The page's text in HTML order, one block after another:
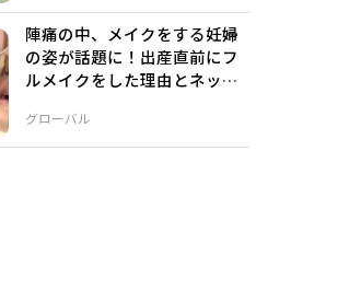
グローバル
陣痛の中、メイクをする妊婦
の姿が話題に！出産直前にフ
ルメイクをした理由とネット